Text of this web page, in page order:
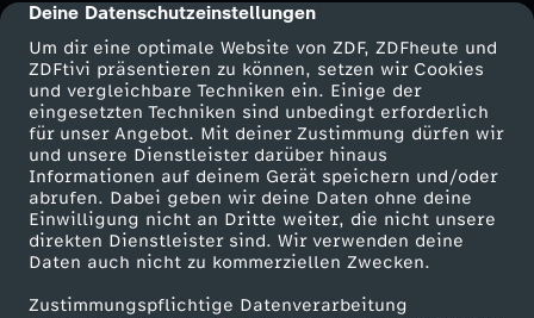
cmp-dialog-description
Deine Datenschutzeinstellungen
Um dir eine optimale Website von ZDF, ZDFheute und
ZDFtivi präsentieren zu können, setzen wir Cookies
und vergleichbare Techniken ein. Einige der
eingesetzten Techniken sind unbedingt erforderlich
für unser Angebot. Mit deiner Zustimmung dürfen wir
und unsere Dienstleister darüber hinaus
Informationen auf deinem Gerät speichern und/oder
abrufen. Dabei geben wir deine Daten ohne deine
Einwilligung nicht an Dritte weiter, die nicht unsere
direkten Dienstleister sind. Wir verwenden deine
Daten auch nicht zu kommerziellen Zwecken.
Zustimmungspflichtige Datenverarbeitung
l
v
o
m
0
Mehr ZDF
ZDF-Apps
Smart TV
ZDFtext
Livestreams
Service
ZDFmitreden
Kontakt zum ZDF
Tickets
Zuschauerservice